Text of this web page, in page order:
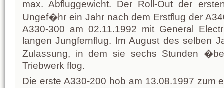
max. Abfluggewicht. Der Roll-Out der
Ungef�hr ein Jahr nach dem Erstflug der
A330-300 am 02.11.1992 mit General
langen Jungfernflug. Im August des selben
Zulassung, in dem sie sechs Stunden
Triebwerk flog.
Die erste A330-200 hob am 13.08.1997 zum